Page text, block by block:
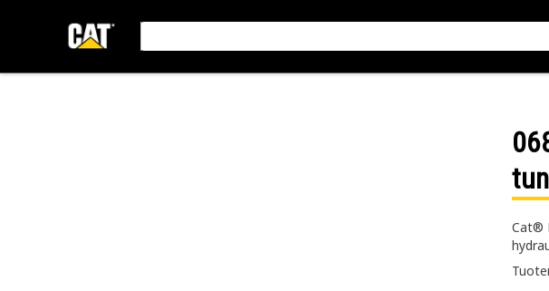
Cat®